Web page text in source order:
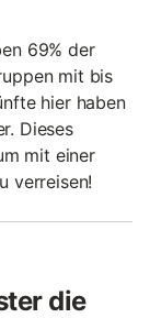
69% der
mit bis
hier haben
Dieses
mit einer
verreisen!
die